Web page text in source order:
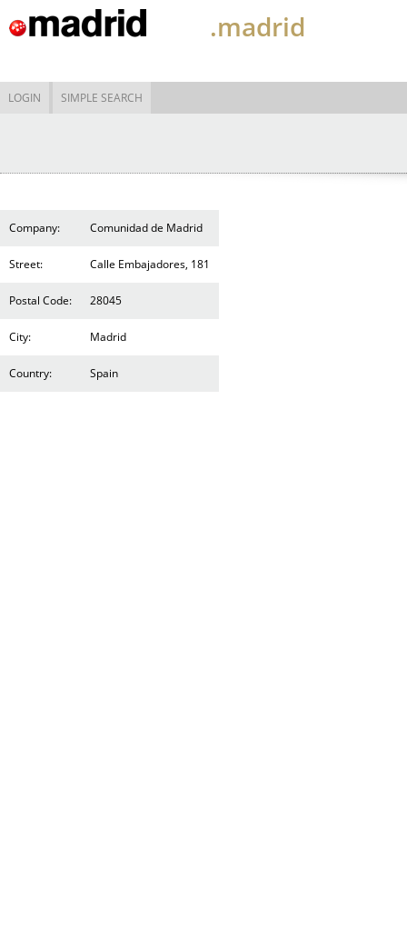
.madrid
LOGIN SIMPLE SEARCH
Company: Comunidad de Madrid
Street: Calle Embajadores, 181
Postal Code: 28045
City: Madrid
Country: Spain